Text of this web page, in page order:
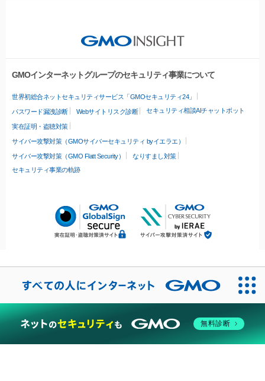
GMOインターネットグループのセキュリティ事業について
世界初総合ネットセキュリティサービス「GMOセキュリティ24」
パスワード漏洩診断 Webサイトリスク診断 セキュリティ相談AIチャットボット
実在証明・盗聴対策
サイバー攻撃対策（GMOサイバーセキュリティ byイエラエ）
サイバー攻撃対策（GMO Flatt Security）
なりすまし対策
セキュリティ事業の軌跡
無料診断